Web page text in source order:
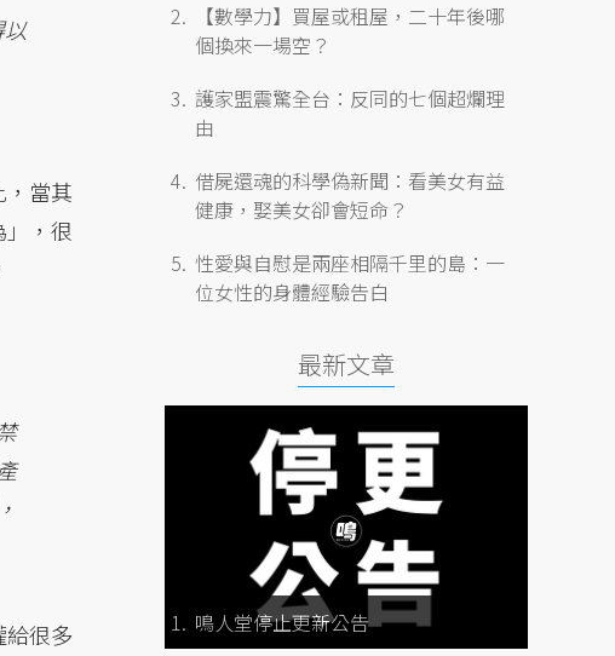
當其
，很
很多
【數學力】買屋或租屋，二十年後哪
個換來一場空？
護家盟震驚全台：反同的七個超爛理
由
借屍還魂的科學偽新聞：看美女有益
健康，娶美女卻會短命？
性愛與自慰是兩座相隔千里的島：一
位女性的身體經驗告白
最新文章
鳴人堂停止更新公告